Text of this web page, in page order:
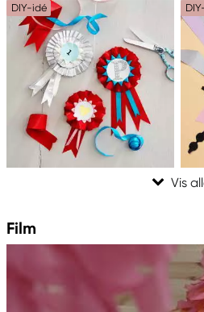
DIY-idé
Film